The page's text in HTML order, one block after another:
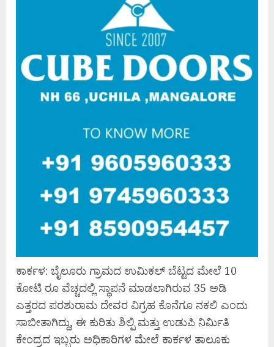
ಕಾರ್ಕಳ: ಬೈಲೂರು ಗ್ರಾಮದ ಉಮಿಕಲ್‌ ಬೆಟ್ಟದ ಮೇಲೆ 10
ಕೋಟಿ ರೂ ವೆಚ್ಚದಲ್ಲಿ ಸ್ಥಾಪನೆ ಮಾಡಲಾಗಿರುವ 35 ಅಡಿ
ಎತ್ತರದ ಪರಶುರಾಮ ದೇವರ ವಿಗ್ರಹ ಕೊನೆಗೂ ನಕಲಿ ಎಂದು
ಸಾಬೀತಾಗಿದ್ದು, ಈ ಕುರಿತು ಶಿಲ್ಪಿ ಮತ್ತು ಉಡುಪಿ ನಿರ್ಮಿತಿ
ಕೇಂದ್ರದ ಇಬ್ಬರು ಅಧಿಕಾರಿಗಳ ಮೇಲೆ ಕಾರ್ಕಳ ತಾಲೂಕು